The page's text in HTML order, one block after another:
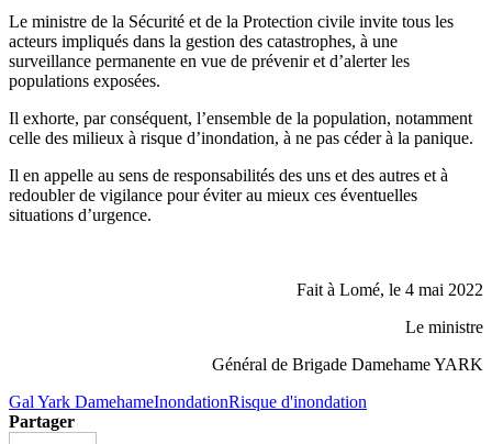
Le ministre de la Sécurité et de la Protection civile invite tous les
acteurs impliqués dans la gestion des catastrophes, à une
surveillance permanente en vue de prévenir et d’alerter les
populations exposées.
Il exhorte, par conséquent, l’ensemble de la population, notamment
celle des milieux à risque d’inondation, à ne pas céder à la panique.
Il en appelle au sens de responsabilités des uns et des autres et à
redoubler de vigilance pour éviter au mieux ces éventuelles
situations d’urgence.
Fait à Lomé, le 4 mai 2022
Le ministre
Général de Brigade Damehame YARK
Gal Yark DamehameInondationRisque d'inondation
Partager